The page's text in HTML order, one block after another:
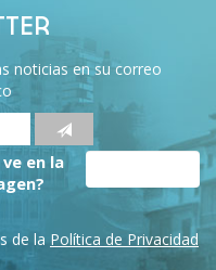
noticias en su correo
ve en la
de la Política de Privacidad